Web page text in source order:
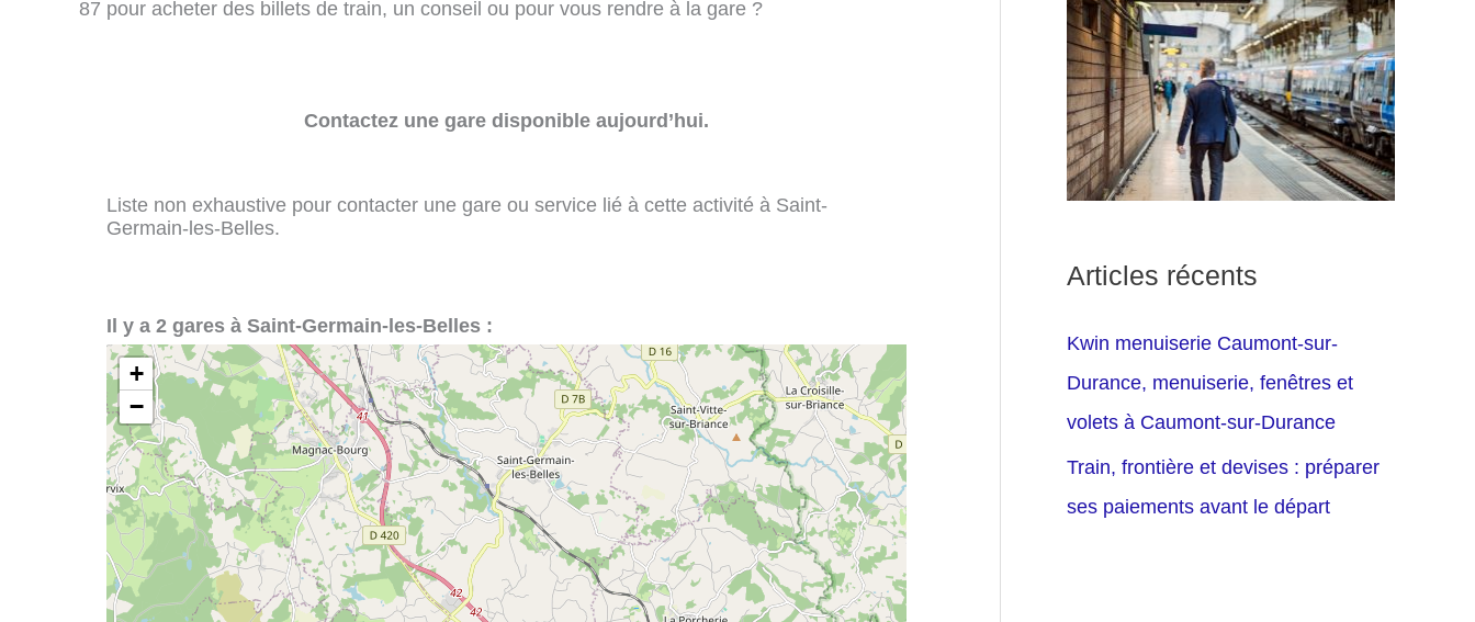
87 pour acheter des billets de train, un conseil ou pour vous rendre à la gare ?
Contactez une gare disponible aujourd’hui.
Liste non exhaustive pour contacter une gare ou service lié à cette activité à Saint-
Germain-les-Belles.
Il y a 2 gares à Saint-Germain-les-Belles :
+
−
Articles récents
Kwin menuiserie Caumont-sur-
Durance, menuiserie, fenêtres et
volets à Caumont-sur-Durance
Train, frontière et devises : préparer
ses paiements avant le départ